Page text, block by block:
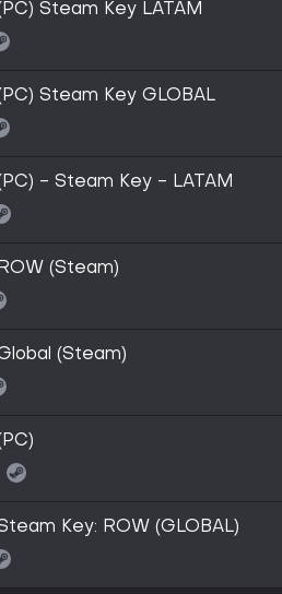
Steam Key LATAM
Steam Key GLOBAL
- Steam Key - LATAM
(Steam)
(Steam)
Key: ROW (GLOBAL)